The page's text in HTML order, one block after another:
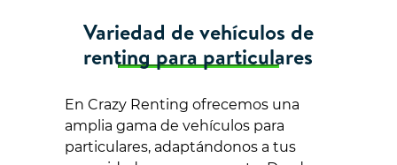
Variedad de vehículos de
renting para particulares
En Crazy Renting ofrecemos una
amplia gama de vehículos para
particulares, adaptándonos a tus